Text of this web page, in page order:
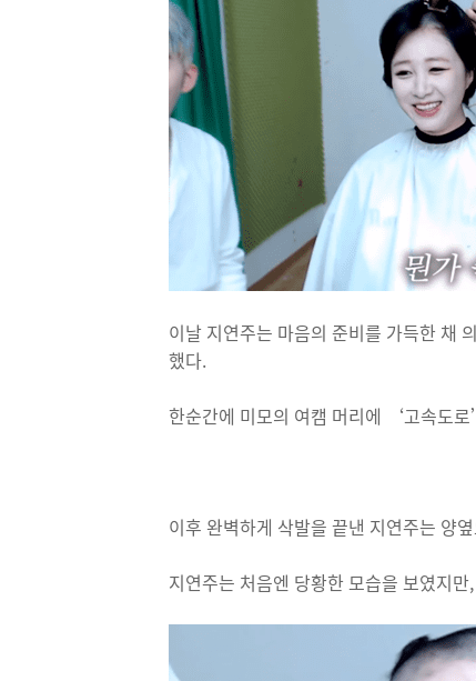
이날 지연주는 마음의 준비를 가득한 채
했다.
한순간에 미모의 여캠 머리에 ‘고속도
이후 완벽하게 삭발을 끝낸 지연주는 양
지연주는 처음엔 당황한 모습을 보였지